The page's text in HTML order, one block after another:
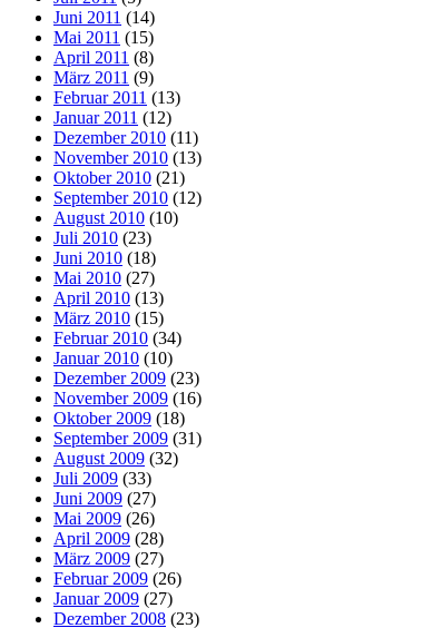
Juni 2011 (14)
Mai 2011 (15)
April 2011 (8)
März 2011 (9)
Februar 2011 (13)
Januar 2011 (12)
Dezember 2010 (11)
November 2010 (13)
Oktober 2010 (21)
September 2010 (12)
August 2010 (10)
Juli 2010 (23)
Juni 2010 (18)
Mai 2010 (27)
April 2010 (13)
März 2010 (15)
Februar 2010 (34)
Januar 2010 (10)
Dezember 2009 (23)
November 2009 (16)
Oktober 2009 (18)
September 2009 (31)
August 2009 (32)
Juli 2009 (33)
Juni 2009 (27)
Mai 2009 (26)
April 2009 (28)
März 2009 (27)
Februar 2009 (26)
Januar 2009 (27)
Dezember 2008 (23)